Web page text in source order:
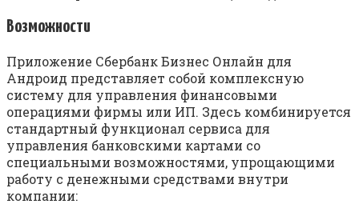
Возможности
Приложение Сбербанк Бизнес Онлайн для
Андроид представляет собой комплексную
систему для управления финансовыми
операциями фирмы или ИП. Здесь комбинируется
стандартный функционал сервиса для
управления банковскими картами со
специальными возможностями, упрощающими
работу с денежными средствами внутри
компании: